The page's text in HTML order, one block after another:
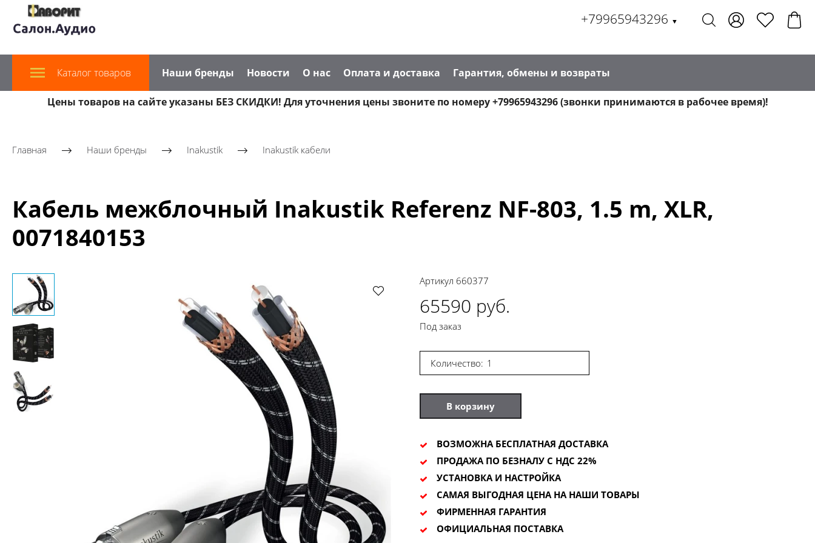
+79965943296 ▼
Каталог товаров Наши бренды Новости О нас Оплата и доставка Гарантия, обмены и возвраты
Цены товаров на сайте указаны БЕЗ СКИДКИ! Для уточнения цены звоните по номеру +79965943296 (звонки принимаются в рабочее время)!
Главная Наши бренды Inakustik Inakustik кабели
Кабель межблочный Inakustik Referenz NF-803, 1.5 m, XLR,
0071840153
Артикул 660377
65590 руб.
Под заказ
Количество:
В корзину
ВОЗМОЖНА БЕСПЛАТНАЯ ДОСТАВКА
ПРОДАЖА ПО БЕЗНАЛУ С НДС 22%
УСТАНОВКА И НАСТРОЙКА
САМАЯ ВЫГОДНАЯ ЦЕНА НА НАШИ ТОВАРЫ
ФИРМЕННАЯ ГАРАНТИЯ
ОФИЦИАЛЬНАЯ ПОСТАВКА